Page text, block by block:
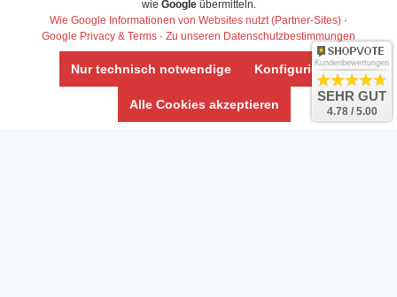
Widerrufs­recht /Widerrufs­formular
AGB & Info
Impressum
Umwelt und Entsorgung
Vertrag widerrufen
wie Googleübermitteln.
Wie Google Informationen von Websites nutzt (Partner-Sites) ·
Google Privacy & Terms · Zu unseren Datenschutzbestimmungen
Nur technisch notwendige Konfigurieren
Alle Cookies akzeptieren
Kundenbewertungen
SEHR GUT
4.78 / 5.00